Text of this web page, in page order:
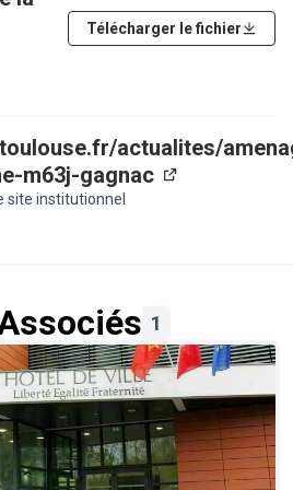
externe)
Télécharger le fichier
actualites/
m63j-gagnac
site institutionnel
1